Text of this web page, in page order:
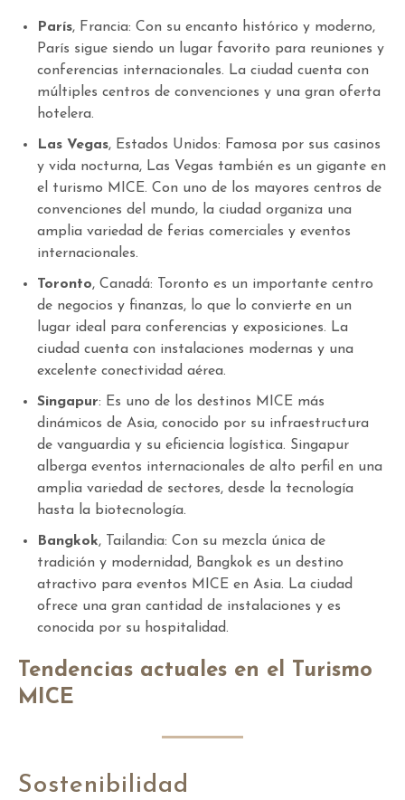
París, Francia: Con su encanto histórico y moderno,
París sigue siendo un lugar favorito para reuniones y
conferencias internacionales. La ciudad cuenta con
múltiples centros de convenciones y una gran oferta
hotelera.
Las Vegas, Estados Unidos: Famosa por sus casinos
y vida nocturna, Las Vegas también es un gigante en
el turismo MICE. Con uno de los mayores centros de
convenciones del mundo, la ciudad organiza una
amplia variedad de ferias comerciales y eventos
internacionales.
Toronto, Canadá: Toronto es un importante centro
de negocios y finanzas, lo que lo convierte en un
lugar ideal para conferencias y exposiciones. La
ciudad cuenta con instalaciones modernas y una
excelente conectividad aérea.
Singapur: Es uno de los destinos MICE más
dinámicos de Asia, conocido por su infraestructura
de vanguardia y su eficiencia logística. Singapur
alberga eventos internacionales de alto perfil en una
amplia variedad de sectores, desde la tecnología
hasta la biotecnología.
Bangkok, Tailandia: Con su mezcla única de
tradición y modernidad, Bangkok es un destino
atractivo para eventos MICE en Asia. La ciudad
ofrece una gran cantidad de instalaciones y es
conocida por su hospitalidad.
Tendencias actuales en el Turismo
MICE
Sostenibilidad